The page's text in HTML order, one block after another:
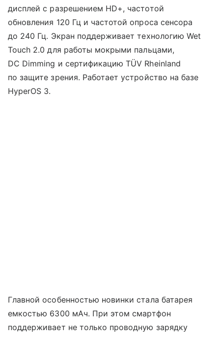
дисплей с разрешением HD+, частотой
обновления 120 Гц и частотой опроса сенсора
до 240 Гц. Экран поддерживает технологию Wet
Touch 2.0 для работы мокрыми пальцами,
DC Dimming и сертификацию TÜV Rheinland
по защите зрения. Работает устройство на базе
HyperOS 3.
Главной особенностью новинки стала батарея
емкостью 6300 мАч. При этом смартфон
поддерживает не только проводную зарядку